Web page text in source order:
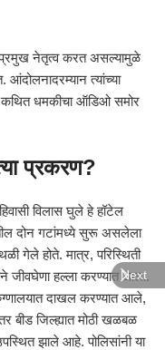
प्रमुख नेतृत्व करत असल्यामुळे
आंदोलनादरम्यान त्यांच्या
कथित धमकीचा ऑडिओ समोर
प्रकरण?
विलास घुले हे हॉटेल
दोन गटांमध्ये सुरू असलेला
गेले होते. मात्र, परिस्थिती
जीवघेणा हल्ला करण्यात आला.
दाखल करण्यात आले,
बीड जिल्ह्यात मोठी खळबळ
झाले आहे. पोलिसांनी या
Next